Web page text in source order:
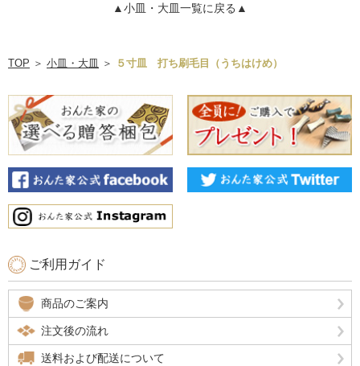
▲小皿・大皿一覧に戻る▲
TOP ＞ 小皿・大皿 ＞ ５寸皿 打ち刷毛目（うちはけめ）
ご利用ガイド
商品のご案内
注文後の流れ
送料および配送について